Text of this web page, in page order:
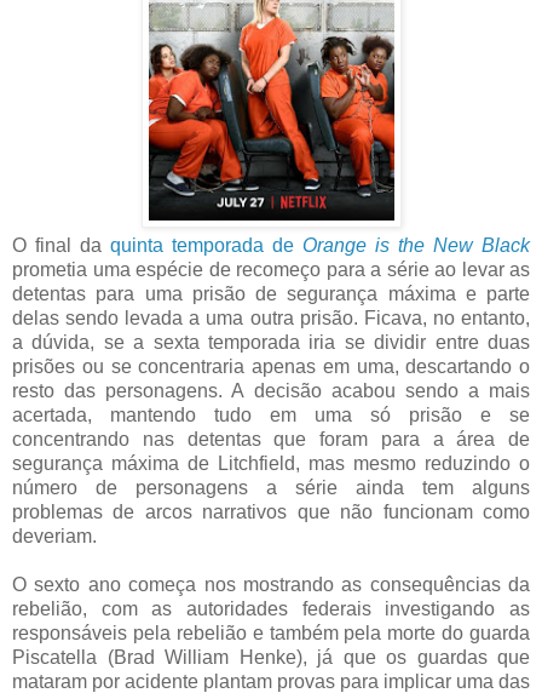
O final da quinta temporada de Orange is the New Black
prometia uma espécie de recomeço para a série ao levar as
detentas para uma prisão de segurança máxima e parte
delas sendo levada a uma outra prisão. Ficava, no entanto,
a dúvida, se a sexta temporada iria se dividir entre duas
prisões ou se concentraria apenas em uma, descartando o
resto das personagens. A decisão acabou sendo a mais
acertada, mantendo tudo em uma só prisão e se
concentrando nas detentas que foram para a área de
segurança máxima de Litchfield, mas mesmo reduzindo o
número de personagens a série ainda tem alguns
problemas de arcos narrativos que não funcionam como
deveriam.
O sexto ano começa nos mostrando as consequências da
rebelião, com as autoridades federais investigando as
responsáveis pela rebelião e também pela morte do guarda
Piscatella (Brad William Henke), já que os guardas que
mataram por acidente plantam provas para implicar uma das